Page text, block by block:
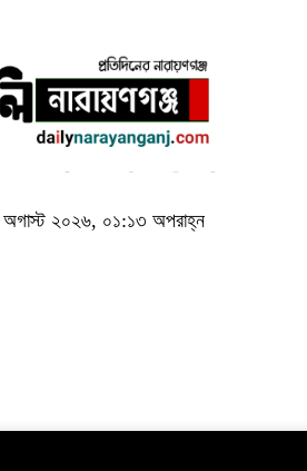
অগাস্ট ২০২৬, ০১:১৩ অপরাহ্ন